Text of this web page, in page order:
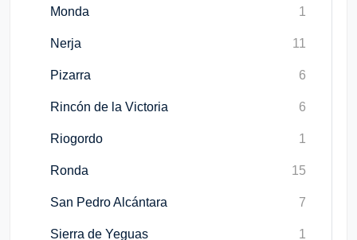
Monda 1
Nerja 11
Pizarra 6
Rincón de la Victoria 6
Riogordo 1
Ronda 15
San Pedro Alcántara 7
Sierra de Yeguas 1